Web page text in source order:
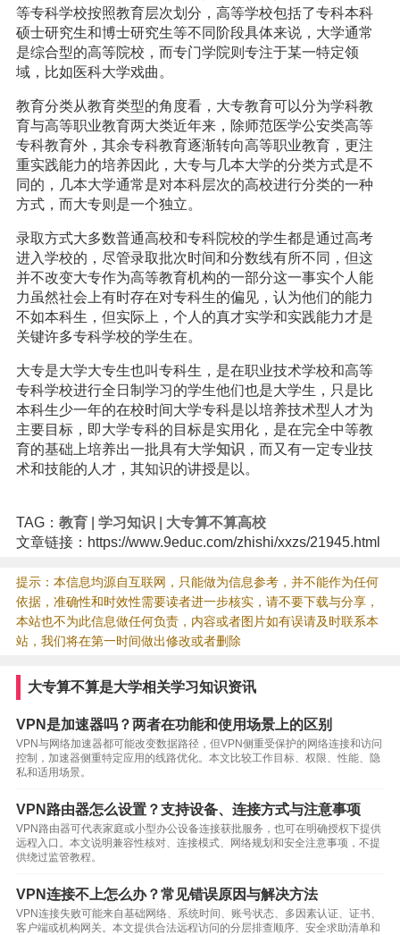
等专科学校按照教育层次划分，高等学校包括了专科本科
硕士研究生和博士研究生等不同阶段具体来说，大学通常
是综合型的高等院校，而专门学院则专注于某一特定领
域，比如医科大学戏曲。
教育分类从教育类型的角度看，大专教育可以分为学科教
育与高等职业教育两大类近年来，除师范医学公安类高等
专科教育外，其余专科教育逐渐转向高等职业教育，更注
重实践能力的培养因此，大专与几本大学的分类方式是不
同的，几本大学通常是对本科层次的高校进行分类的一种
方式，而大专则是一个独立。
录取方式大多数普通高校和专科院校的学生都是通过高考
进入学校的，尽管录取批次时间和分数线有所不同，但这
并不改变大专作为高等教育机构的一部分这一事实个人能
力虽然社会上有时存在对专科生的偏见，认为他们的能力
不如本科生，但实际上，个人的真才实学和实践能力才是
关键许多专科学校的学生在。
大专是大学大专生也叫专科生，是在职业技术学校和高等
专科学校进行全日制学习的学生他们也是大学生，只是比
本科生少一年的在校时间大学专科是以培养技术型人才为
主要目标，即大学专科的目标是实用化，是在完全中等教
育的基础上培养出一批具有大学知识 ，而又有一定专业技
术和技能的人才，其知识的讲授是以。
TAG： 教育| 学习知识
大专算不算高校
文章链接：https://www.9educ.com/zhishi/xxzs/21945.html
提示：本信息均源自互联网，只能做为信息参考，并不能作为任何
依据，准确性和时效性需要读者进一步核实，请不要下载与分享，
本站也不为此信息做任何负责，内容或者图片如有误请及时联系本
站，我们将在第一时间做出修改或者删除
大专算不算是大学相关学习知识资讯
VPN是加速器吗？两者在功能和使用场景上的区别
VPN与网络加速器都可能改变数据路径，但VPN侧重受保护的网络连接和访问
控制，加速器侧重特定应用的线路优化。本文比较工作目标、权限、性能、隐
私和适用场景。
VPN路由器怎么设置？支持设备、连接方式与注意事项
VPN路由器可代表家庭或小型办公设备连接获批服务，也可在明确授权下提供
远程入口。本文说明兼容性核对、连接模式、网络规划和安全注意事项，不提
供绕过监管教程。
VPN连接不上怎么办？常见错误原因与解决方法
VPN连接失败可能来自基础网络、系统时间、账号状态、多因素认证、证书、
客户端或机构网关。本文提供合法远程访问的分层排查顺序、安全求助清单和